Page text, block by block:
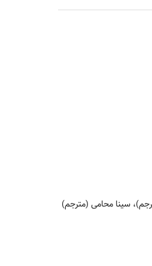
سینا محامی (مترجم)